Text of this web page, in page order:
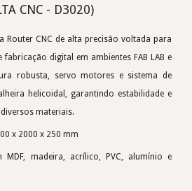
CNC - D3020)
Router CNC de alta precisão voltada para
digital em ambientes FAB LAB e
robusta, servo motores e sistema de
helicoidal, garantindo estabilidade e
materiais.
x 2000 x 250 mm
MDF, madeira, acrílico, PVC, alumínio e